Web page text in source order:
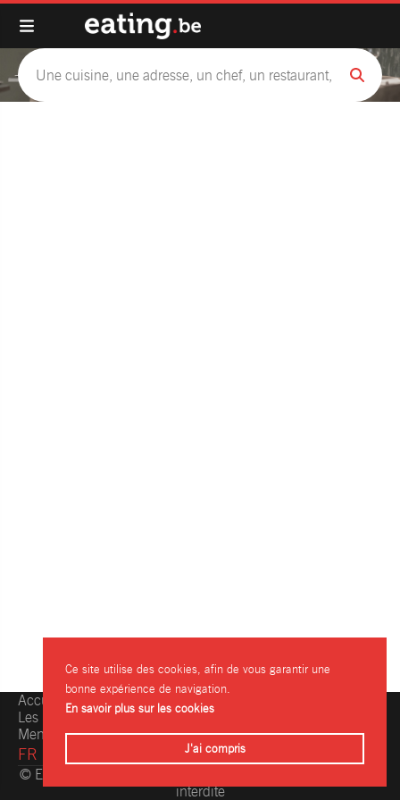
Accueil
Les restaurants
Mentions légales
Une question, une info ?
Contactez-nous
FR
© Eating.be 2004-2026 - Toute reproduction même partielle
interdite
Ce site utilise des cookies, afin de vous garantir une
bonne expérience de navigation.
En savoir plus sur les cookies
J'ai compris